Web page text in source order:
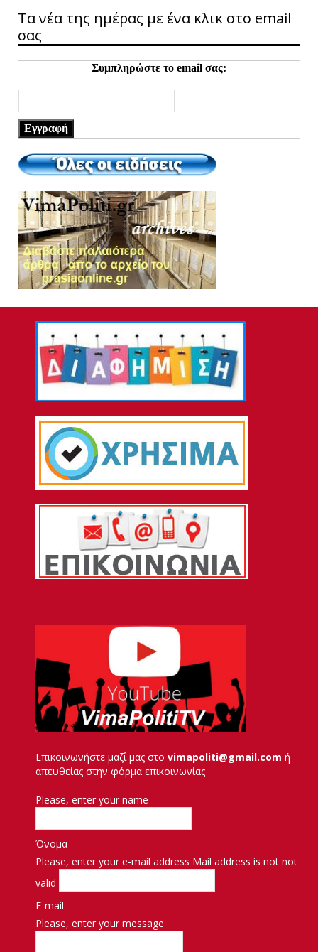
Τα νέα της ημέρας με ένα κλικ στο email
σας
Συμπληρώστε το email σας:
Εγγραφή
Επικοινωνήστε μαζί μας στο vimapoliti@gmail.com ή
απευθείας στην φόρμα επικοινωνίας
Please, enter your name
Όνομα
Please, enter your e-mail address Mail address is not not
valid
E-mail
Please, enter your message